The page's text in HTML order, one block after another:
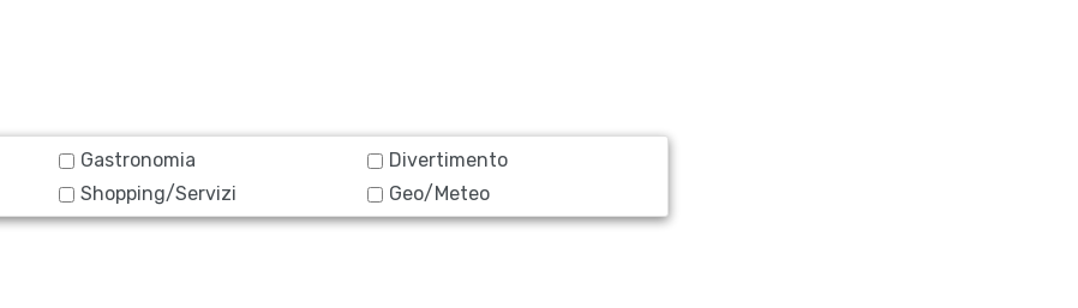
Gastronomia
Divertimento
Shopping/Servizi Geo/Meteo